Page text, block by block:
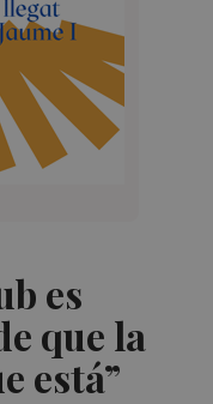
es
que la
está”